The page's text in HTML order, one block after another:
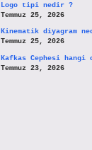
Logo tipi nedir ?
Temmuz 25, 2026
Kinematik diyagram
Temmuz 25, 2026
Kafkas Cephesi hangi
Temmuz 23, 2026